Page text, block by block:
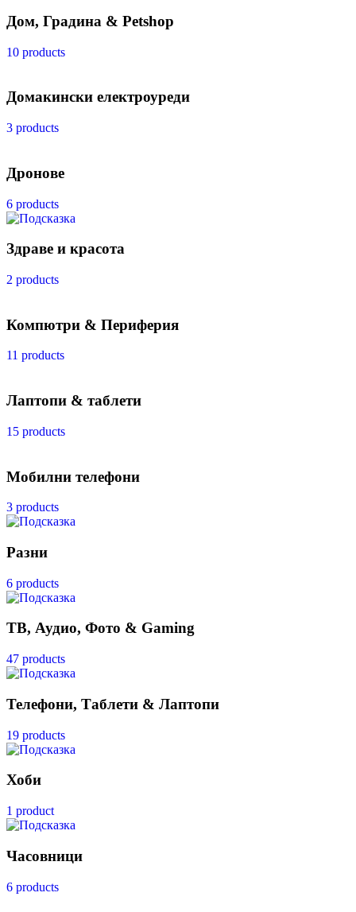
Дом, Градина & Petshop
10 products
Домакински електроуреди
3 products
Дронове
6 products
Здраве и красота
2 products
Компютри & Периферия
11 products
Лаптопи & таблети
15 products
Мобилни телефони
3 products
Разни
6 products
ТВ, Аудио, Фото & Gaming
47 products
Телефони, Таблети & Лаптопи
19 products
Хоби
1 product
Часовници
6 products